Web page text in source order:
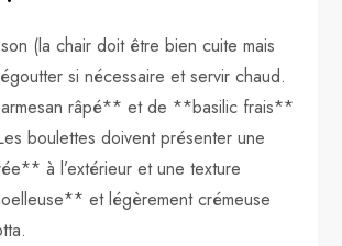
(la chair doit être bien cuite mais
si nécessaire et servir chaud.
râpé** et de **basilic frais**
boulettes doivent présenter une
à l’extérieur et une texture
et légèrement crémeuse